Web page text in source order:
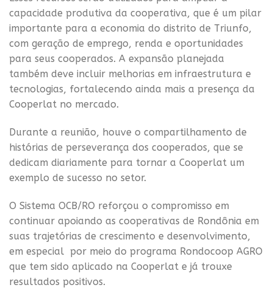
capacidade produtiva da cooperativa, que é um pilar
importante para a economia do distrito de Triunfo,
com geração de emprego, renda e oportunidades
para seus cooperados. A expansão planejada
também deve incluir melhorias em infraestrutura e
tecnologias, fortalecendo ainda mais a presença da
Cooperlat no mercado.
Durante a reunião, houve o compartilhamento de
histórias de perseverança dos cooperados, que se
dedicam diariamente para tornar a Cooperlat um
exemplo de sucesso no setor.
O Sistema OCB/RO reforçou o compromisso em
continuar apoiando as cooperativas de Rondônia em
suas trajetórias de crescimento e desenvolvimento,
em especial por meio do programa Rondocoop AGRO
que tem sido aplicado na Cooperlat e já trouxe
resultados positivos.